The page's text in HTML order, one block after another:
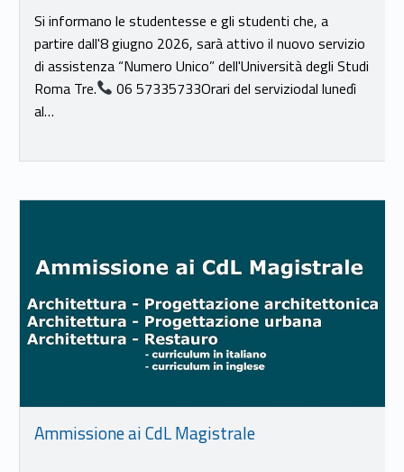
Si informano le studentesse e gli studenti che, a
partire dall'8 giugno 2026, sarà attivo il nuovo servizio
di assistenza “Numero Unico” dell'Università degli Studi
Roma Tre.
06 57335733Orari del serviziodal lunedì
al…
Link identifier #identifier__26484-18
Ammissione ai CdL Magistrale